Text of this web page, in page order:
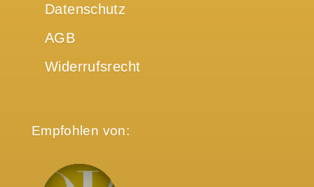
Datenschutz
AGB
Widerrufsrecht
Empfohlen von: